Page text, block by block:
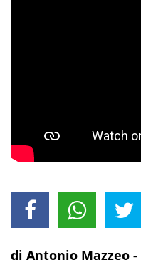
di Antonio Mazzeo -